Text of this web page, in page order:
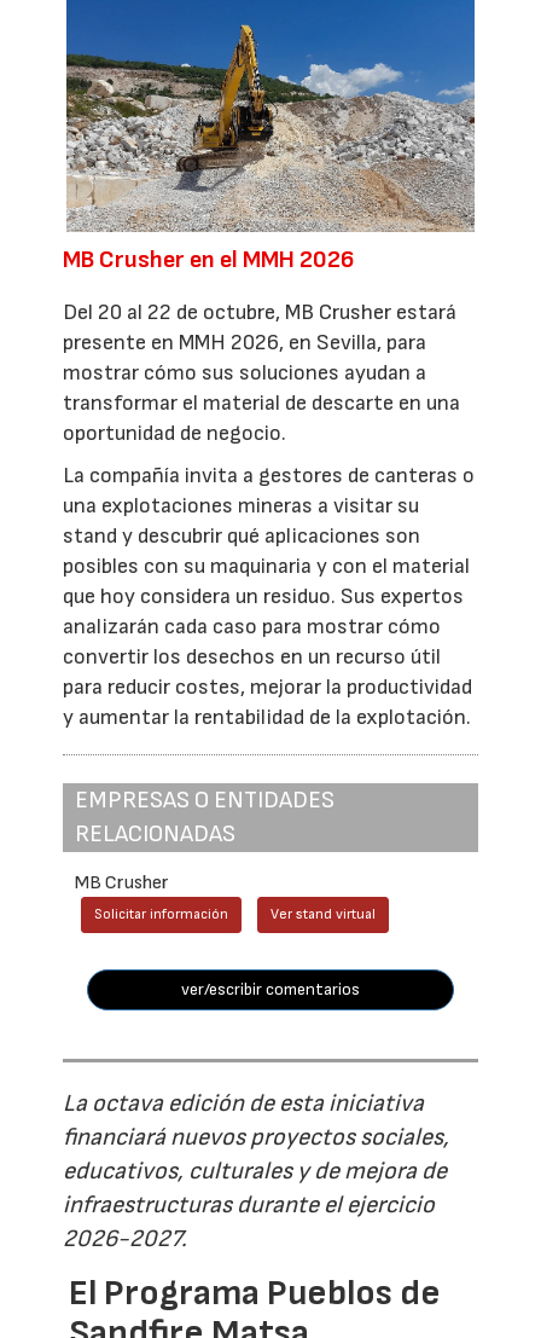
MB Crusher en el MMH 2026
Del 20 al 22 de octubre, MB Crusher estará
presente en MMH 2026, en Sevilla, para
mostrar cómo sus soluciones ayudan a
transformar el material de descarte en una
oportunidad de negocio.
La compañía invita a gestores de canteras o
una explotaciones mineras a visitar su
stand y descubrir qué aplicaciones son
posibles con su maquinaria y con el material
que hoy considera un residuo. Sus expertos
analizarán cada caso para mostrar cómo
convertir los desechos en un recurso útil
para reducir costes, mejorar la productividad
y aumentar la rentabilidad de la explotación.
EMPRESAS O ENTIDADES
RELACIONADAS
MB Crusher
Solicitar información Ver stand virtual
ver/escribir comentarios
La octava edición de esta iniciativa
financiará nuevos proyectos sociales,
educativos, culturales y de mejora de
infraestructuras durante el ejercicio
2026-2027.
El Programa Pueblos de